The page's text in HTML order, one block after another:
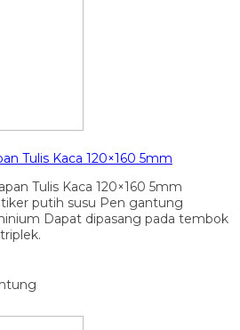
Tulis Kaca 120×160 5mm
Tulis Kaca 120×160 5mm
putih susu Pen gantung
Dapat dipasang pada tembok